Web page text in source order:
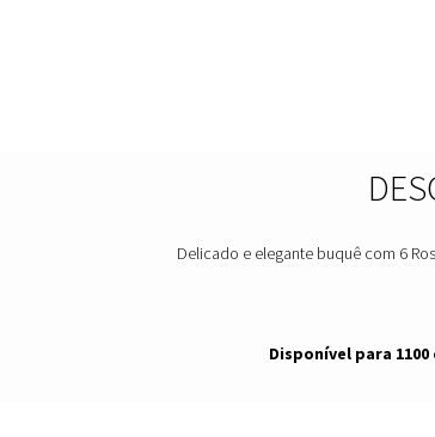
Delicado e elegante buquê com 6
Disponível para